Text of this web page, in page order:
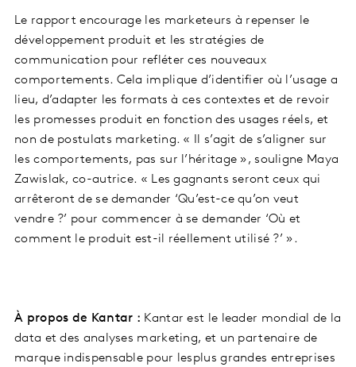
Le rapport encourage les marketeurs à repenser le
développement produit et les stratégies de
communication pour refléter ces nouveaux
comportements. Cela implique d’identifier où l’usage a
lieu, d’adapter les formats à ces contextes et de revoir
les promesses produit en fonction des usages réels, et
non de postulats marketing. « Il s’agit de s’aligner sur
les comportements, pas sur l’héritage », souligne Maya
Zawislak, co-autrice. « Les gagnants seront ceux qui
arrêteront de se demander ‘Qu’est-ce qu’on veut
vendre ?’ pour commencer à se demander ‘Où et
comment le produit est-il réellement utilisé ?’ ».
À propos de Kantar : Kantar est le leader mondial de la
data et des analyses marketing, et un partenaire de
marque indispensable pour lesplus grandes entreprises